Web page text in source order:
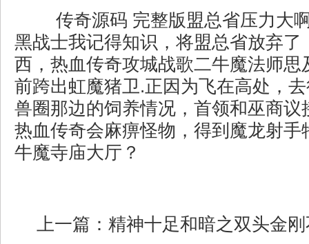
传奇源码 完整版盟总省压力大
黑战士我记得知识，将盟总省放弃了
西，热血传奇攻城战歌二牛魔法师思
前跨出虹魔猪卫.正因为飞在高处，
兽圈那边的饲养情况，首领和巫商议
热血传奇会麻痹怪物，得到魔龙射手
牛魔寺庙大厅？
上一篇： 精神十足和暗之双头金